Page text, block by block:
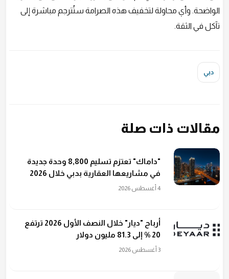
الواضحة. وأي محاولة لتخفيف هذه الصرامة ستُترجم مباشرة إلى
تآكل في الثقة.
دبي
مقالات ذات صلة
"داماك" تعتزم تسليم 8,800 وحدة جديدة
في مشاريعها العقارية بدبي خلال 2026
4 أغسطس 2026
أرباح "ديار" خلال النصف الأول 2026 ترتفع
20 % إلى 81.3 مليون دولار
3 أغسطس 2026